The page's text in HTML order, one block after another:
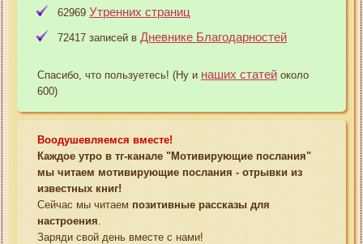
62969 Утренних страниц
72417 записей в Дневнике Благодарностей
Спасибо, что пользуетесь! (Ну и наших статей около
600)
Воодушевляемся вместе!
Каждое утро в тг-канале "Мотивирующие послания"
мы читаем мотивирующие послания - отрывки из
известных книг!
Сейчас мы читаем позитивные рассказы для
настроения
Заряди свой день вместе с нами!